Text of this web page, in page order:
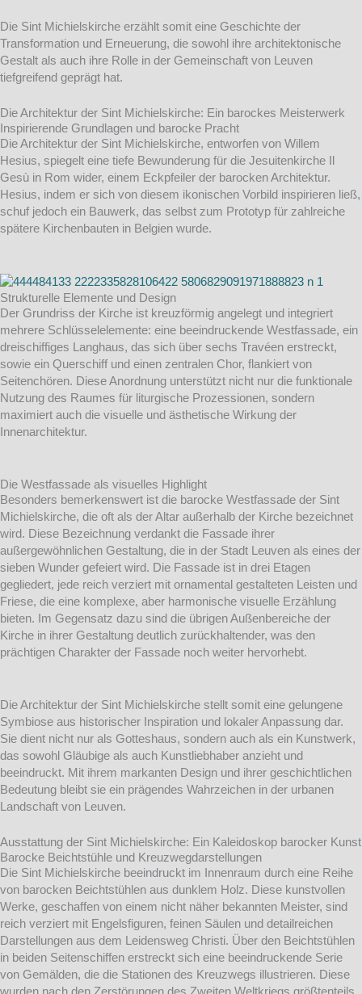
Die Sint Michielskirche erzählt somit eine Geschichte der
Transformation und Erneuerung, die sowohl ihre architektonische
Gestalt als auch ihre Rolle in der Gemeinschaft von Leuven
tiefgreifend geprägt hat.
Die Architektur der Sint Michielskirche: Ein barockes Meisterwerk
Inspirierende Grundlagen und barocke Pracht
Die Architektur der Sint Michielskirche, entworfen von Willem
Hesius, spiegelt eine tiefe Bewunderung für die Jesuitenkirche Il
Gesù in Rom wider, einem Eckpfeiler der barocken Architektur.
Hesius, indem er sich von diesem ikonischen Vorbild inspirieren ließ,
schuf jedoch ein Bauwerk, das selbst zum Prototyp für zahlreiche
spätere Kirchenbauten in Belgien wurde.
Strukturelle Elemente und Design
Der Grundriss der Kirche ist kreuzförmig angelegt und integriert
mehrere Schlüsselelemente: eine beeindruckende Westfassade, ein
dreischiffiges Langhaus, das sich über sechs Travéen erstreckt,
sowie ein Querschiff und einen zentralen Chor, flankiert von
Seitenchören. Diese Anordnung unterstützt nicht nur die funktionale
Nutzung des Raumes für liturgische Prozessionen, sondern
maximiert auch die visuelle und ästhetische Wirkung der
Innenarchitektur.
Die Westfassade als visuelles Highlight
Besonders bemerkenswert ist die barocke Westfassade der Sint
Michielskirche, die oft als der Altar außerhalb der Kirche bezeichnet
wird. Diese Bezeichnung verdankt die Fassade ihrer
außergewöhnlichen Gestaltung, die in der Stadt Leuven als eines der
sieben Wunder gefeiert wird. Die Fassade ist in drei Etagen
gegliedert, jede reich verziert mit ornamental gestalteten Leisten und
Friese, die eine komplexe, aber harmonische visuelle Erzählung
bieten. Im Gegensatz dazu sind die übrigen Außenbereiche der
Kirche in ihrer Gestaltung deutlich zurückhaltender, was den
prächtigen Charakter der Fassade noch weiter hervorhebt.
Die Architektur der Sint Michielskirche stellt somit eine gelungene
Symbiose aus historischer Inspiration und lokaler Anpassung dar.
Sie dient nicht nur als Gotteshaus, sondern auch als ein Kunstwerk,
das sowohl Gläubige als auch Kunstliebhaber anzieht und
beeindruckt. Mit ihrem markanten Design und ihrer geschichtlichen
Bedeutung bleibt sie ein prägendes Wahrzeichen in der urbanen
Landschaft von Leuven.
Ausstattung der Sint Michielskirche: Ein Kaleidoskop barocker Kunst
Barocke Beichtstühle und Kreuzwegdarstellungen
Die Sint Michielskirche beeindruckt im Innenraum durch eine Reihe
von barocken Beichtstühlen aus dunklem Holz. Diese kunstvollen
Werke, geschaffen von einem nicht näher bekannten Meister, sind
reich verziert mit Engelsfiguren, feinen Säulen und detailreichen
Darstellungen aus dem Leidensweg Christi. Über den Beichtstühlen
in beiden Seitenschiffen erstreckt sich eine beeindruckende Serie
von Gemälden, die die Stationen des Kreuzwegs illustrieren. Diese